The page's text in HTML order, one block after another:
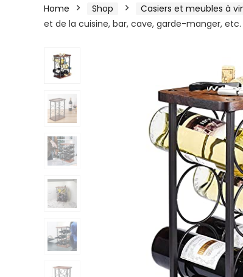
Home Shop Casiers et meubles à
et de la cuisine, bar, cave, garde-manger,